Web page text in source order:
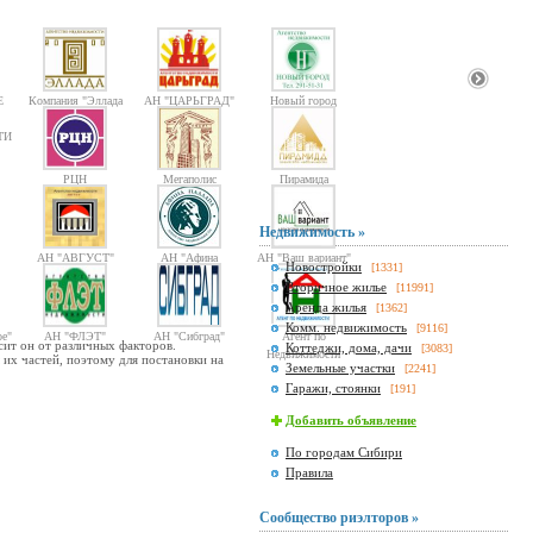
Компания "Эллада
2000"
АН "ЦАРЬГРАД" Новый город
РЦН Мегаполис Пирамида
АН "АВГУСТ"
АН "Афина
Паллада"
АН "Ваш вариант"
АН "ФЛЭТ" АН "Сибград"
Агент по
Недвижимости
он от различных факторов.
частей, поэтому для постановки на
Недвижимость »
Новостройки [1331]
Вторичное жилье [11991]
Аренда жилья [1362]
Комм. недвижимость [9116]
Коттеджи, дома, дачи [3083]
Земельные участки [2241]
Гаражи, стоянки [191]
Добавить объявление
По городам Сибири
Правила
Сообщество риэлторов »